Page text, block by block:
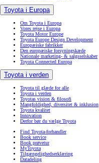
Toyota i Europa
Om Toyota i Europa
Vores rejse i Europa
Toyota Motor Europe
Toyota Europe Design Development
Europæiske fabrikker
Den europæiske forsyningskæde
Nationale marketing- & salgsselskaber
Toyota Connected Europa
Toyota i verden
Toyota til glæde for alle
Toyota i verden
Toyotas vision & filosofi
Mangfoldighed, diversitet & inklusion
Toyota kvalitet
Innovation
Derfor bør du vælge Toyota
Find Toyota-forhandler
Book service
Book prøvetur
MyToyota
Tilgængelighedserklæring
Datadeling